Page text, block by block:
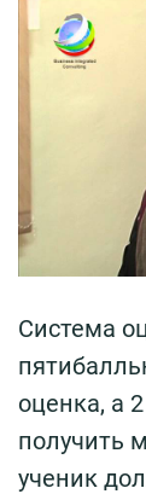
Система
оценка, а
получить
ученик